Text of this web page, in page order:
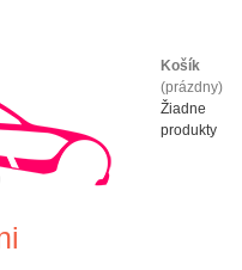
Košík
(prázdny)
Žiadne
produkty